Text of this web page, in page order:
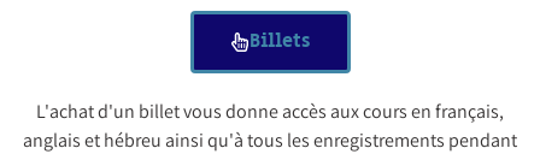
Billets
L'achat d'un billet vous donne accès aux cours en français,
anglais et hébreu ainsi qu'à tous les enregistrements pendant